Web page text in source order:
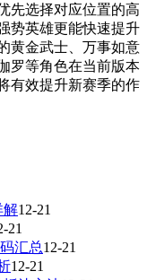
先选择对应位置的高
势英雄更能快速提升
黄金武士、万事如意
罗等角色在当前版本
有效提升新赛季的作
解12-21
21
汇总12-21
12-21